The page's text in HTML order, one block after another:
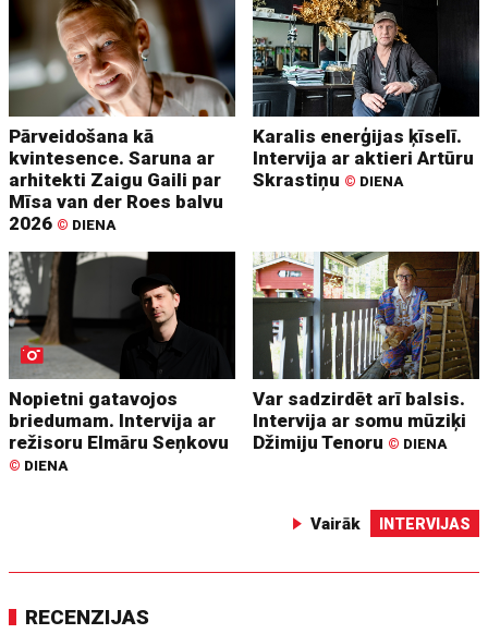
Pārveidošana kā
kvintesence. Saruna ar
arhitekti Zaigu Gaili par
Mīsa van der Roes balvu
2026 © DIENA
Karalis enerģijas ķīselī.
Intervija ar aktieri Artūru
Skrastiņu © DIENA
Nopietni gatavojos
briedumam. Intervija ar
režisoru Elmāru Seņkovu
© DIENA
Var sadzirdēt arī balsis.
Intervija ar somu mūziķi
Džimiju Tenoru © DIENA
Vairāk INTERVIJAS
RECENZIJAS